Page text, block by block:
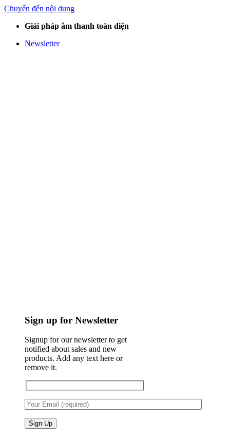
Chuyển đến nội dung
Giải pháp âm thanh toàn diện
Newsletter
Sign up for Newsletter
Signup for our newsletter to get
notified about sales and new
products. Add any text here or
remove it.